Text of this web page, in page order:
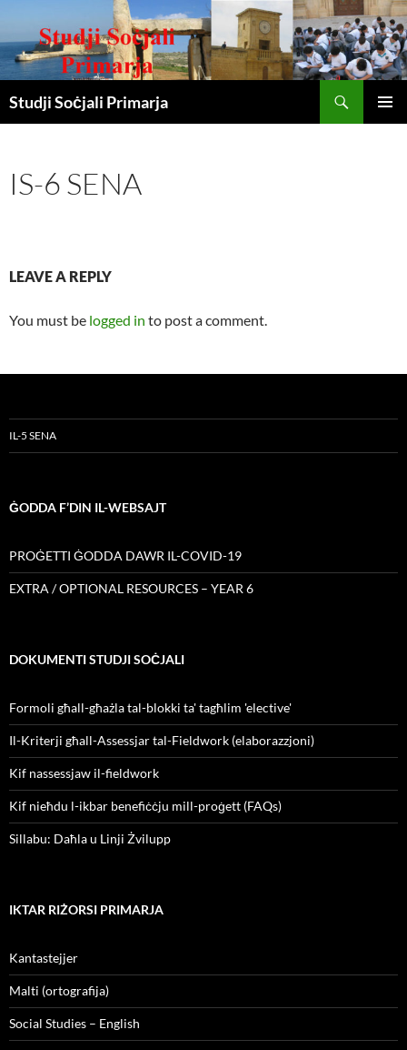
Studji Soċjali Primarja
IS-6 SENA
LEAVE A REPLY
You must be logged in to post a comment.
IL-5 SENA
ĠODDA F’DIN IL-WEBSAJT
PROĠETTI ĠODDA DAWR IL-COVID-19
EXTRA / OPTIONAL RESOURCES – YEAR 6
DOKUMENTI STUDJI SOĊJALI
Formoli għall-għażla tal-blokki ta' tagħlim 'elective'
Il-Kriterji għall-Assessjar tal-Fieldwork (elaborazzjoni)
Kif nassessjaw il-fieldwork
Kif nieħdu l-ikbar benefiċċju mill-proġett (FAQs)
Sillabu: Daħla u Linji Żvilupp
IKTAR RIŻORSI PRIMARJA
Kantastejjer
Malti (ortografija)
Social Studies – English